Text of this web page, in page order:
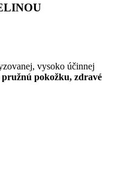
vysoko účinnej
pružnú pokožku, zdravé